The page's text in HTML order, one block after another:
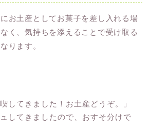
お土産としてお菓子を差し入れる場
く、気持ちを添えることで受け取る
ります。
してきました！お土産どうぞ。」
ュしてきましたので、おすそ分けで